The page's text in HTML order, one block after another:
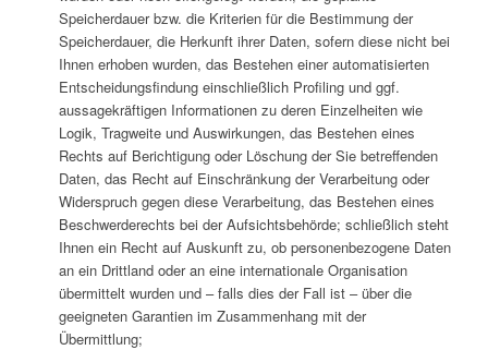
Speicherdauer bzw. die Kriterien für die Bestimmung der
Speicherdauer, die Herkunft ihrer Daten, sofern diese nicht bei
Ihnen erhoben wurden, das Bestehen einer automatisierten
Entscheidungsfindung einschließlich Profiling und ggf.
aussagekräftigen Informationen zu deren Einzelheiten wie
Logik, Tragweite und Auswirkungen, das Bestehen eines
Rechts auf Berichtigung oder Löschung der Sie betreffenden
Daten, das Recht auf Einschränkung der Verarbeitung oder
Widerspruch gegen diese Verarbeitung, das Bestehen eines
Beschwerderechts bei der Aufsichtsbehörde; schließlich steht
Ihnen ein Recht auf Auskunft zu, ob personenbezogene Daten
an ein Drittland oder an eine internationale Organisation
übermittelt wurden und – falls dies der Fall ist – über die
geeigneten Garantien im Zusammenhang mit der
Übermittlung;